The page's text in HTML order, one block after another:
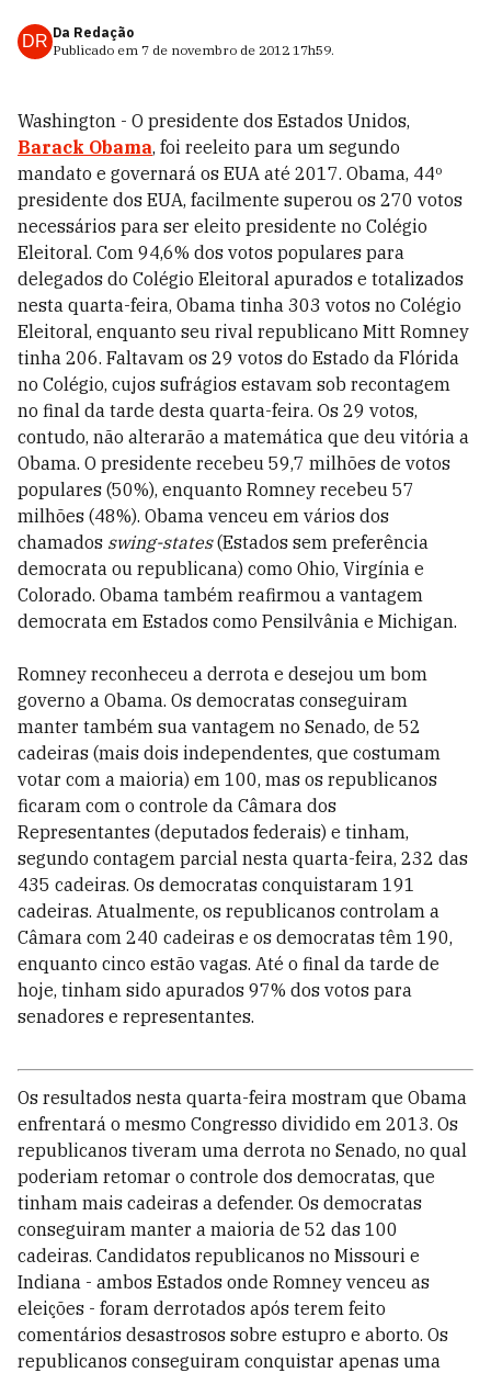
DR Da Redação
Publicado em 7 de novembro de 2012 17h59.
Washington - O presidente dos Estados Unidos,
Barack Obama, foi reeleito para um segundo
mandato e governará os EUA até 2017. Obama, 44º
presidente dos EUA, facilmente superou os 270 votos
necessários para ser eleito presidente no Colégio
Eleitoral. Com 94,6% dos votos populares para
delegados do Colégio Eleitoral apurados e totalizados
nesta quarta-feira, Obama tinha 303 votos no Colégio
Eleitoral, enquanto seu rival republicano Mitt Romney
tinha 206. Faltavam os 29 votos do Estado da Flórida
no Colégio, cujos sufrágios estavam sob recontagem
no final da tarde desta quarta-feira. Os 29 votos,
contudo, não alterarão a matemática que deu vitória a
Obama. O presidente recebeu 59,7 milhões de votos
populares (50%), enquanto Romney recebeu 57
milhões (48%). Obama venceu em vários dos
chamados swing-states(Estados sem preferência
democrata ou republicana) como Ohio, Virgínia e
Colorado. Obama também reafirmou a vantagem
democrata em Estados como Pensilvânia e Michigan.
Romney reconheceu a derrota e desejou um bom
governo a Obama. Os democratas conseguiram
manter também sua vantagem no Senado, de 52
cadeiras (mais dois independentes, que costumam
votar com a maioria) em 100, mas os republicanos
ficaram com o controle da Câmara dos
Representantes (deputados federais) e tinham,
segundo contagem parcial nesta quarta-feira, 232 das
435 cadeiras. Os democratas conquistaram 191
cadeiras. Atualmente, os republicanos controlam a
Câmara com 240 cadeiras e os democratas têm 190,
enquanto cinco estão vagas. Até o final da tarde de
hoje, tinham sido apurados 97% dos votos para
senadores e representantes.
Os resultados nesta quarta-feira mostram que Obama
enfrentará o mesmo Congresso dividido em 2013. Os
republicanos tiveram uma derrota no Senado, no qual
poderiam retomar o controle dos democratas, que
tinham mais cadeiras a defender. Os democratas
conseguiram manter a maioria de 52 das 100
cadeiras. Candidatos republicanos no Missouri e
Indiana - ambos Estados onde Romney venceu as
eleições - foram derrotados após terem feito
comentários desastrosos sobre estupro e aborto. Os
republicanos conseguiram conquistar apenas uma